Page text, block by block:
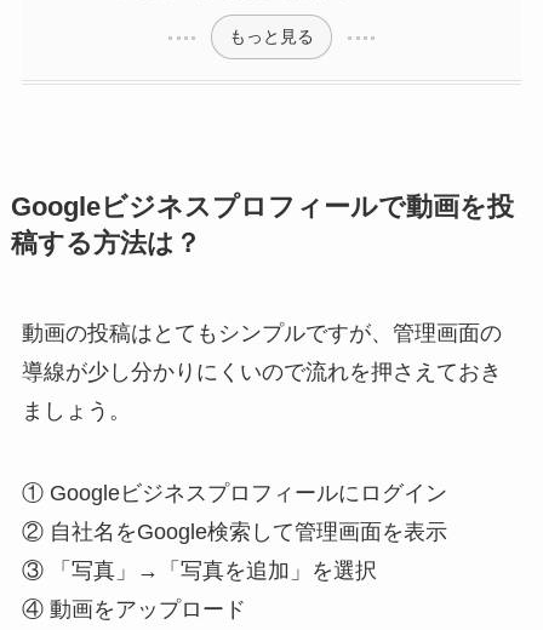
もっと見る
Googleビジネスプロフィールで動画を投
稿する方法は？
動画の投稿はとてもシンプルですが、管理画面の
導線が少し分かりにくいので流れを押さえておき
ましょう。
① Googleビジネスプロフィールにログイン
② 自社名をGoogle検索して管理画面を表示
③ 「写真」→「写真を追加」を選択
④ 動画をアップロード